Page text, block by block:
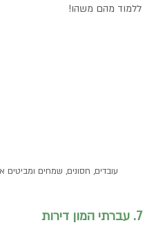
ללמוד מהם משהו!
עובדים, חסונים, שמחים ומביטים
7. עברתי המון דירות